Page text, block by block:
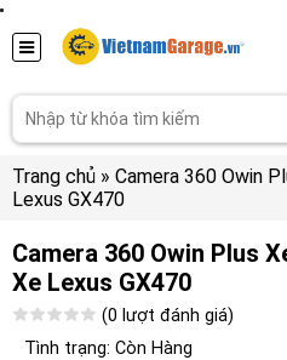
Trang chủ » Camera 360 Owin
Lexus GX470
Camera 360 Owin Plus
Xe Lexus GX470
(0 lượt đánh giá)
Tình trạng: Còn Hàng